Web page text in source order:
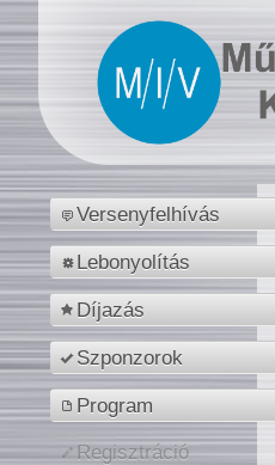
Versenyfelhívás
Lebonyolítás
Díjazás
Szponzorok
Program
Regisztráció